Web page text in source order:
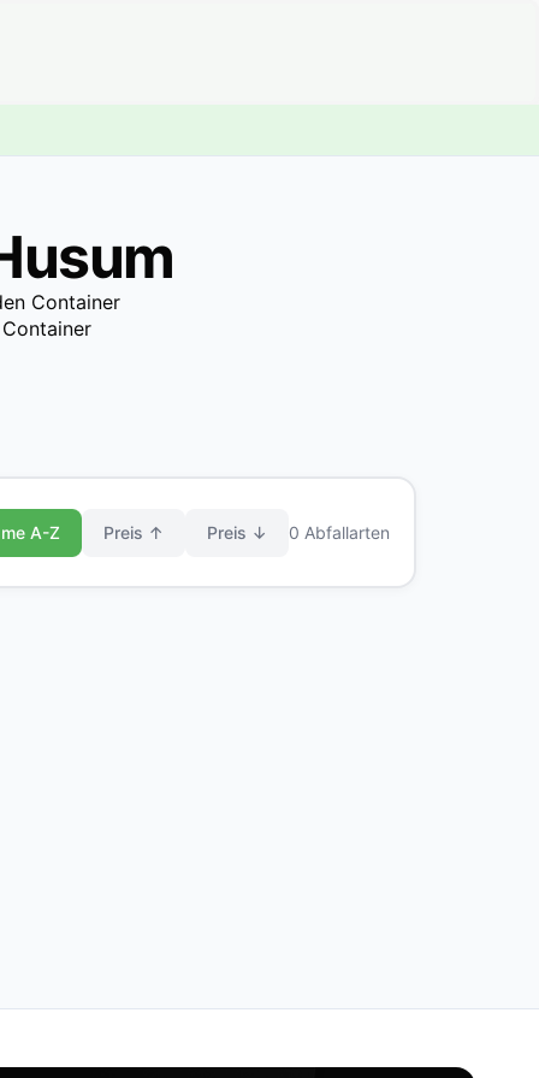
Container
A-Z Preis ↑ Preis ↓ 0 Abfallarten